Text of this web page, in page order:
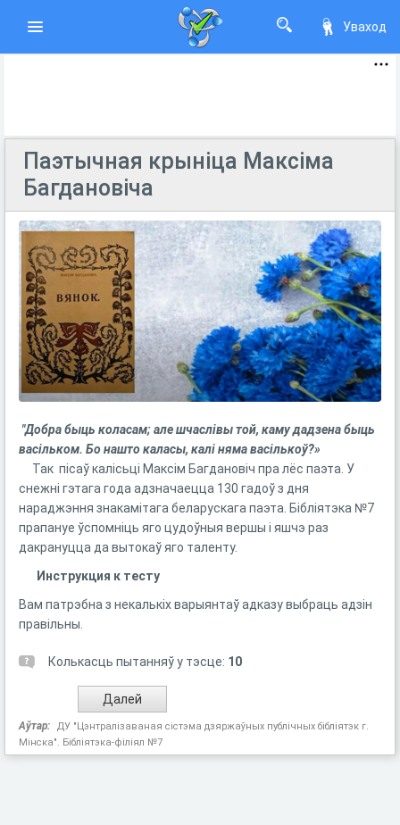
Уваход
Паэтычная крыніца Максіма
Багдановіча
"Добра быць коласам; але шчаслівы той, каму дадзена быць
васільком. Бо нашто каласы, калі няма васількоў?»​
Так пісаў калісьці Максім Багдановіч пра лёс паэта. У
снежні гэтага года адзначаецца 130 гадоў з дня
нараджэння знакамітага беларускага паэта. Бібліятэка №7
прапануе ўспомніць яго цудоўныя вершы і яшчэ раз
дакрануцца да вытокаў яго таленту.
Инструкция к тесту
Вам патрэбна з некалькіх варыянтаў адказу выбраць адзін
правільны.
Колькасць пытанняў у тэсце: 10
Аўтар:
ДУ "Цэнтралізаваная сістэма дзяржаўных публічных бібліятэк г.
Мінска". Бібліятэка-філіял №7